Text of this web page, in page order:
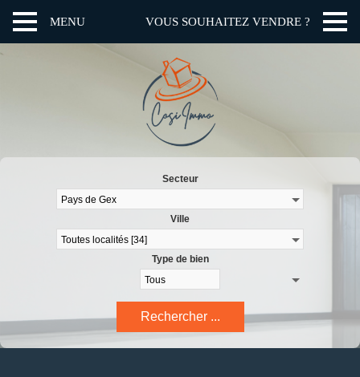
MENU VOUS SOUHAITEZ VENDRE ?
Secteur
Ville
Type de bien